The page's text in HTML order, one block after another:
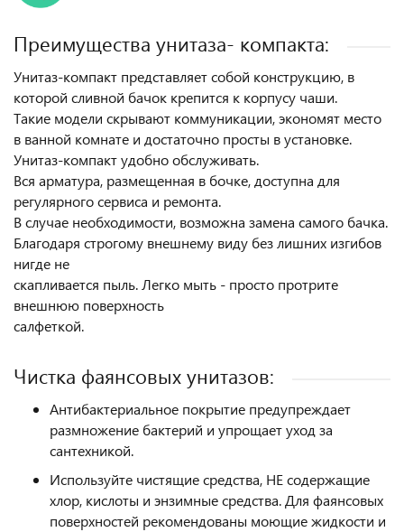
Преимущества унитаза- компакта:
Унитаз-компакт представляет собой конструкцию, в
которой сливной бачок крепится к корпусу чаши.
Такие модели скрывают коммуникации, экономят место
в ванной комнате и достаточно просты в установке.
Унитаз-компакт удобно обслуживать.
Вся арматура, размещенная в бочке, доступна для
регулярного сервиса и ремонта.
В случае необходимости, возможна замена самого бачка.
Благодаря строгому внешнему виду без лишних изгибов
нигде не
скапливается пыль. Легко мыть - просто протрите
внешнюю поверхность
салфеткой.
Чистка фаянсовых унитазов:
Антибактериальное покрытие предупреждает
размножение бактерий и упрощает уход за
сантехникой.
Используйте чистящие средства, НЕ содержащие
хлор, кислоты и энзимные средства. Для фаянсовых
поверхностей рекомендованы моющие жидкости и